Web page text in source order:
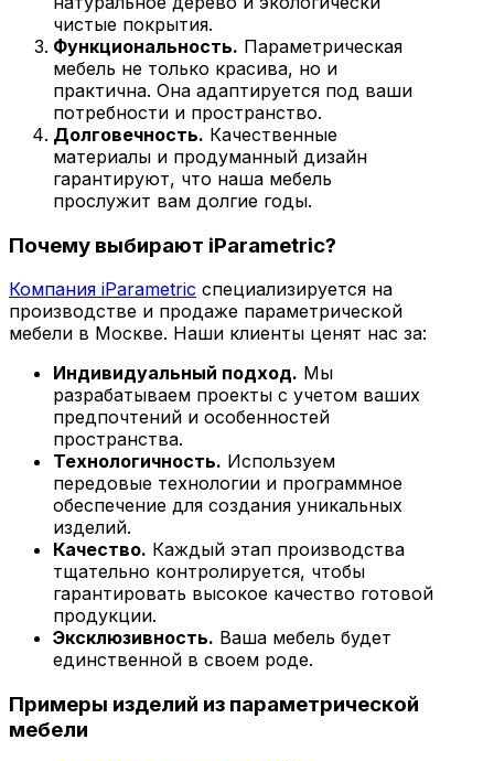
чистые покрытия.
Функциональность. Параметрическая
мебель не только красива, но и
практична. Она адаптируется под ваши
потребности и пространство.
Долговечность. Качественные
материалы и продуманный дизайн
гарантируют, что наша мебель
прослужит вам долгие годы.
Почему выбирают iParametric?
Компания iParametric специализируется на
производстве и продаже параметрической
мебели в Москве. Наши клиенты ценят нас за:
Индивидуальный подход. Мы
разрабатываем проекты с учетом ваших
предпочтений и особенностей
пространства.
Технологичность. Используем
передовые технологии и программное
обеспечение для создания уникальных
изделий.
Качество. Каждый этап производства
тщательно контролируется, чтобы
гарантировать высокое качество готовой
продукции.
Эксклюзивность. Ваша мебель будет
единственной в своем роде.
Примеры изделий из параметрической
мебели